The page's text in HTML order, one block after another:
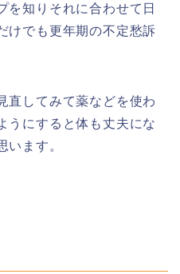
を知りそれに合わせて日
けでも更年期の不定愁訴
直してみて薬などを使わ
うにすると体も丈夫にな
います。